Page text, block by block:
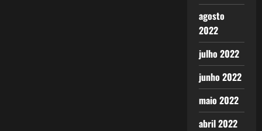
agosto
2022
julho 2022
junho 2022
maio 2022
abril 2022